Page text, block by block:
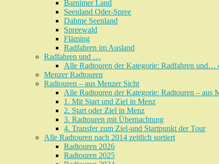
Barnimer Land
Seenland Oder-Spree
Dahme Seenland
Spreewald
Fläming
Radfahren im Ausland
Radfahren und …
Alle Radtouren der Kategorie: Radfahren und…
Menzer Radtouren
Radtouren – aus Menzer Sicht
Alle Radtouren der Kategorie: Radtouren – aus
1. Mit Start und Ziel in Menz
2. Start oder Ziel in Menz
3. Radtouren mit Übernachtung
4. Transfer zum Ziel-und Startpunkt der Tour
Alle Radtouren nach 2014 zeitlich sortiert
Radtouren 2026
Radtouren 2025